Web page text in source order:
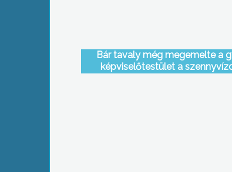
Bár tavaly még megemelte a
képviselőtestület a
hulladékszállítási díjat, két
törvényváltozás miatt